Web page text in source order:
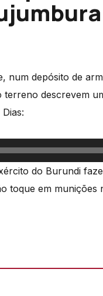
num depósito de
descrevem
do Burundi
toque em